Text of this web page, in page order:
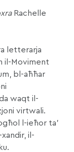
Rachelle
letterarja
il-Moviment
bl-aħħar
waqt il-
virtwali.
l-ieħor ta’
il-